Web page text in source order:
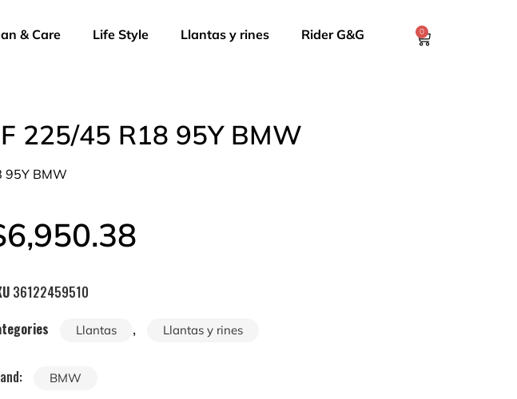
& Care Life Style Llantas y rines Rider G&G 0
225/45 R18 95Y BMW
95Y BMW
6,950.38
36122459510
Llantas , Llantas y rines
BMW